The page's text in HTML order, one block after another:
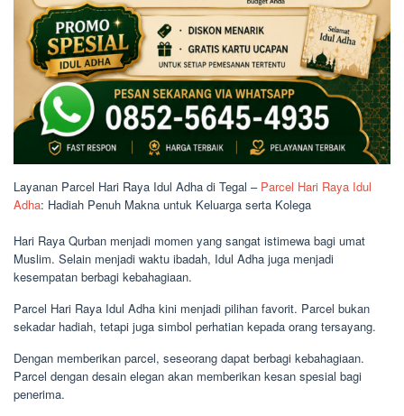
Layanan Parcel Hari Raya Idul Adha di Tegal – Parcel Hari Raya Idul
Adha: Hadiah Penuh Makna untuk Keluarga serta Kolega
Hari Raya Qurban menjadi momen yang sangat istimewa bagi umat
Muslim. Selain menjadi waktu ibadah, Idul Adha juga menjadi
kesempatan berbagi kebahagiaan.
Parcel Hari Raya Idul Adha kini menjadi pilihan favorit. Parcel bukan
sekadar hadiah, tetapi juga simbol perhatian kepada orang tersayang.
Dengan memberikan parcel, seseorang dapat berbagi kebahagiaan.
Parcel dengan desain elegan akan memberikan kesan spesial bagi
penerima.